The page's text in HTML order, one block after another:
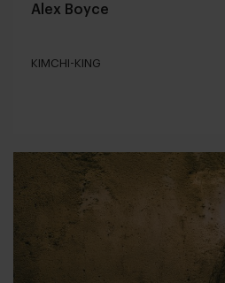
Alex Boyce
KIMCHI-KING